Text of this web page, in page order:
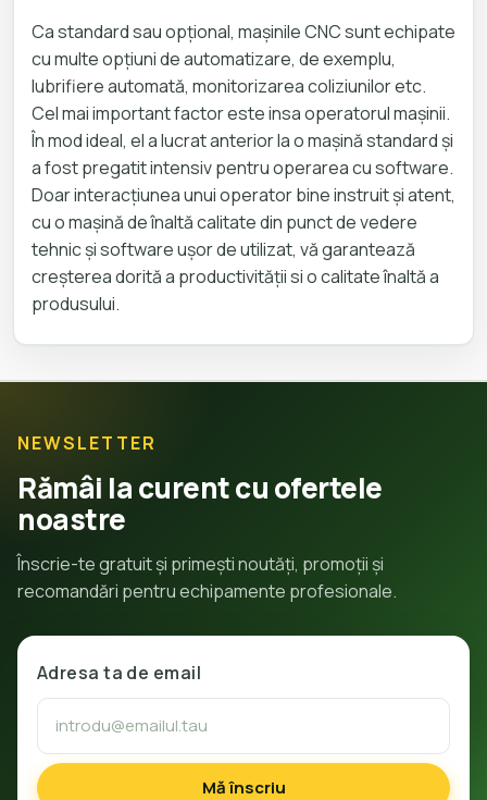
Ca standard sau opțional, mașinile CNC sunt echipate
cu multe opțiuni de automatizare, de exemplu,
lubrifiere automată, monitorizarea coliziunilor etc.
Cel mai important factor este insa operatorul mașinii.
În mod ideal, el a lucrat anterior la o mașină standard și
a fost pregatit intensiv pentru operarea cu software.
Doar interacțiunea unui operator bine instruit și atent,
cu o mașină de înaltă calitate din punct de vedere
tehnic și software ușor de utilizat, vă garantează
creșterea dorită a productivității si o calitate înaltă a
produsului.
NEWSLETTER
Rămâi la curent cu ofertele
noastre
Înscrie-te gratuit și primești noutăți, promoții și
recomandări pentru echipamente profesionale.
Adresa ta de email
Mă înscriu